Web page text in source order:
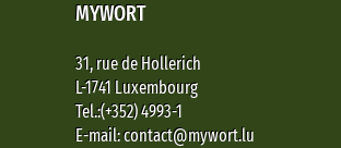
MYWORT
31, rue de Hollerich
L-1741 Luxembourg
Tel.:(+352) 4993-1
E-mail: contact@mywort.lu